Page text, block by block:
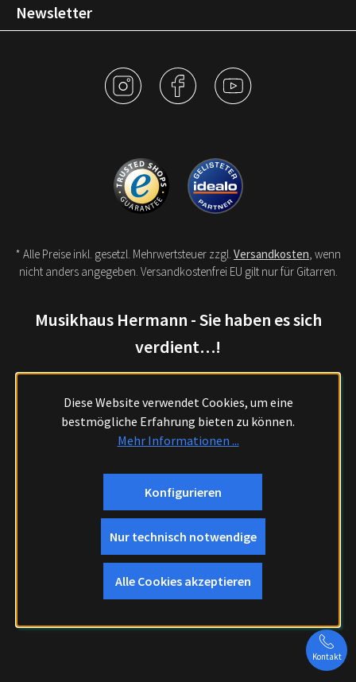
Newsletter
* Alle Preise inkl. gesetzl. Mehrwertsteuer zzgl. Versandkosten, wenn
nicht anders angegeben. Versandkostenfrei EU gilt nur für Gitarren.
Musikhaus Hermann - Sie haben es sich
verdient…!
Kontakt
Diese Website verwendet Cookies, um eine
bestmögliche Erfahrung bieten zu können.
Mehr Informationen ...
Nur technisch notwendige
Konfigurieren
Alle Cookies akzeptieren